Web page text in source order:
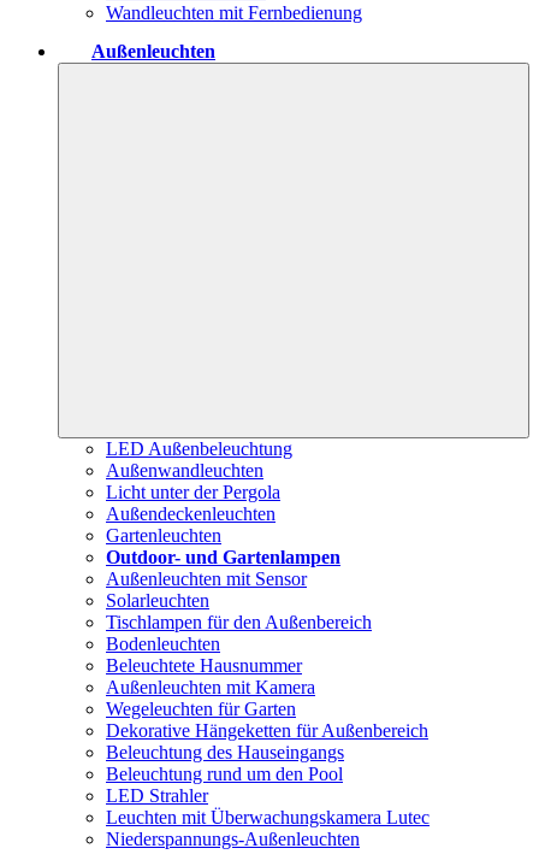
Wandleuchten mit Fernbedienung
Außenleuchten
LED Außenbeleuchtung
Außenwandleuchten
Licht unter der Pergola
Außendeckenleuchten
Gartenleuchten
Outdoor- und Gartenlampen
Außenleuchten mit Sensor
Solarleuchten
Tischlampen für den Außenbereich
Bodenleuchten
Beleuchtete Hausnummer
Außenleuchten mit Kamera
Wegeleuchten für Garten
Dekorative Hängeketten für Außenbereich
Beleuchtung des Hauseingangs
Beleuchtung rund um den Pool
LED Strahler
Leuchten mit Überwachungskamera Lutec
Niederspannungs-Außenleuchten